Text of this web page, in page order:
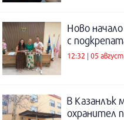
Ново
с
12:32 | 05
В Казанлък
охранител